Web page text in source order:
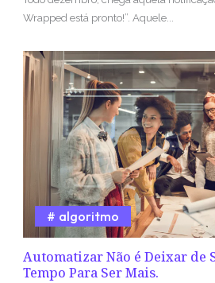
Wrapped está pronto!”. Aquele...
Automatizar Não é Deixar de
Tempo Para Ser Mais.
algoritmo